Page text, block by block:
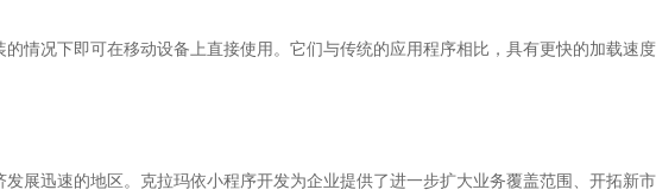
情况下即可在移动设备上直接使用。它们与传统的应用程序相比，具有更快的加载速
展迅速的地区。克拉玛依小程序开发为企业提供了进一步扩大业务覆盖范围、开拓